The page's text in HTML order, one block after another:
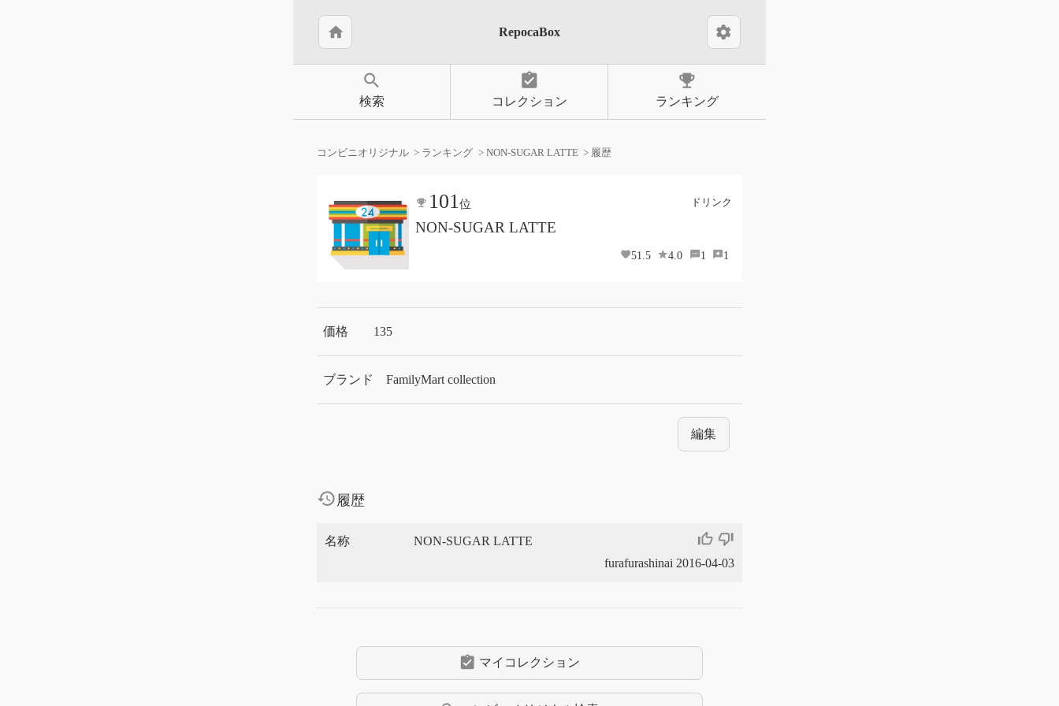
home RepocaBox settings
search
検索
assignment_turned_in
コレクション
emoji_events
ランキング
コンビニオリジナル ランキング NON-SUGAR LATTE 履歴
ドリンク
101位
NON-SUGAR LATTE
51.5 4.0 1 1
価格 135
ブランド FamilyMart collection
編集
history 履歴
名称 NON-SUGAR LATTE thumb_up_off_alt thumb_down_off_alt
furafurashinai 2016-04-03
assignment_turned_in マイコレクション